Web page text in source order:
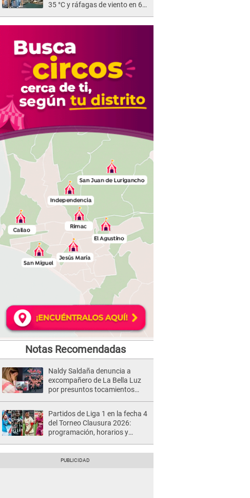
35 °C y ráfagas de viento en 6
Notas Recomendadas
Naldy Saldaña denuncia a
excompañero de La Bella Luz
por presuntos tocamientos
Partidos de Liga 1 en la fecha 4
del Torneo Clausura 2026:
programación, horarios y